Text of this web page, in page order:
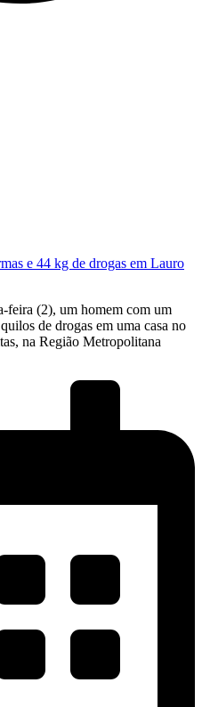
e 44 kg de drogas em Lauro
feira (2), um homem com um
de drogas em uma casa no
na Região Metropolitana